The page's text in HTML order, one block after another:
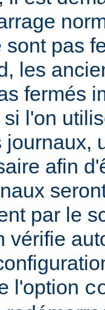
sont pas
les
fermés
l'on
journaux,
afin
par le
vérifie
l'option